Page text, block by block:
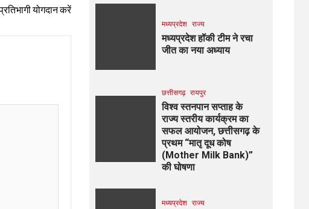
योगदान करें
मध्यप्रदेश राज्य
मध्यप्रदेश हॉकी टीम ने रचा
जीत का नया अध्याय
छत्तीसगढ़ रायपुर
विश्व स्तनपान सप्ताह के
राज्य स्तरीय कार्यक्रम का
सफल आयोजन, छत्तीसगढ़ के
प्रथम “मातृ दूध कोष
(Mother Milk Bank)”
की घोषणा
मध्यप्रदेश राज्य